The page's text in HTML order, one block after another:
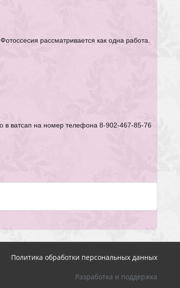
рассматривается как одна работа.
в ватсап на номер телефона 8-902-467-85-76
Политика обработки персональных данных
Разработка и поддержка